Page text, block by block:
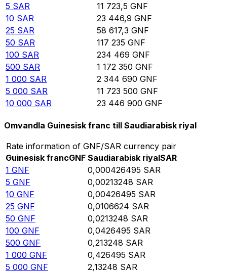
5 SAR 11 723,5 GNF
10 SAR 23 446,9 GNF
25 SAR 58 617,3 GNF
50 SAR 117 235 GNF
100 SAR 234 469 GNF
500 SAR 1 172 350 GNF
1 000 SAR 2 344 690 GNF
5 000 SAR 11 723 500 GNF
10 000 SAR 23 446 900 GNF
Omvandla Guinesisk franc till Saudiarabisk riyal
Rate information of GNF/SAR currency pair
Guinesisk francGNF Saudiarabisk riyalSAR
1 GNF 0,000426495 SAR
5 GNF 0,00213248 SAR
10 GNF 0,00426495 SAR
25 GNF 0,0106624 SAR
50 GNF 0,0213248 SAR
100 GNF 0,0426495 SAR
500 GNF 0,213248 SAR
1 000 GNF 0,426495 SAR
5 000 GNF 2,13248 SAR